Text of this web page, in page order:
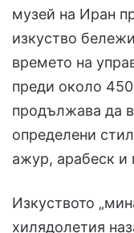
музей на Иран
изкуство
времето на
преди около
продължава да
определени
ажур, арабеск и
Изкуството
хилядолетия